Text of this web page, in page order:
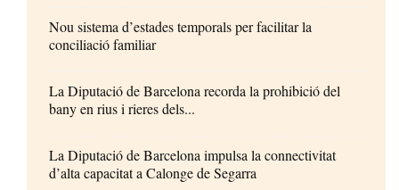
Nou sistema d’estades temporals per facilitar la
conciliació familiar
La Diputació de Barcelona recorda la prohibició del
bany en rius i rieres dels...
La Diputació de Barcelona impulsa la connectivitat
d’alta capacitat a Calonge de Segarra